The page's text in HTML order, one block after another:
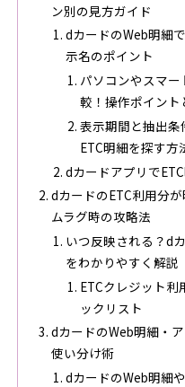
ン別の見方ガイド
dカードのWeb明細
示名のポイント
パソコンやスマ
較！操作ポイント
表示期間と抽出
ETC明細を探す方
dカードアプリで
dカードのETC利用分
ムラグ時の攻略法
いつ反映される？d
をわかりやすく解説
ETCクレジット利
ックリスト
dカードのWeb明細・
使い分け術
dカードのWeb明細